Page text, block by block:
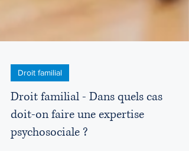
Droit familial
Droit familial - Dans quels cas
doit-on faire une expertise